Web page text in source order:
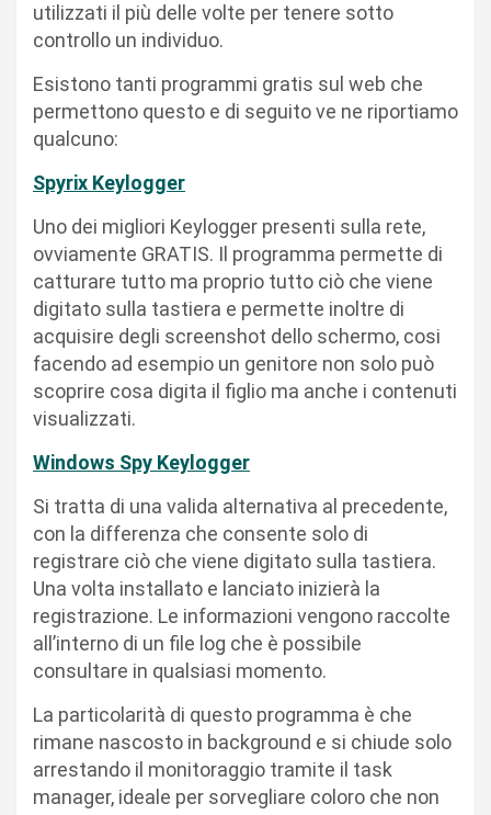
utilizzati il più delle volte per tenere sotto
controllo un individuo.
Esistono tanti programmi gratis sul web che
permettono questo e di seguito ve ne riportiamo
qualcuno:
Spyrix Keylogger
Uno dei migliori Keylogger presenti sulla rete,
ovviamente GRATIS. Il programma permette di
catturare tutto ma proprio tutto ciò che viene
digitato sulla tastiera e permette inoltre di
acquisire degli screenshot dello schermo, cosi
facendo ad esempio un genitore non solo può
scoprire cosa digita il figlio ma anche i contenuti
visualizzati.
Windows Spy Keylogger
Si tratta di una valida alternativa al precedente,
con la differenza che consente solo di
registrare ciò che viene digitato sulla tastiera.
Una volta installato e lanciato inizierà la
registrazione. Le informazioni vengono raccolte
all’interno di un file log che è possibile
consultare in qualsiasi momento.
La particolarità di questo programma è che
rimane nascosto in background e si chiude solo
arrestando il monitoraggio tramite il task
manager, ideale per sorvegliare coloro che non